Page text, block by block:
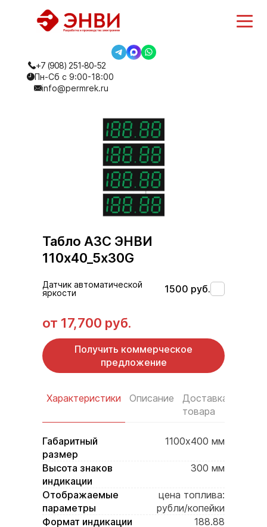
+7 (908) 251-80-52
Пн-Сб с 9:00-18:00
info@permrek.ru
Характеристики Описание
Доставка
товара
Габаритный
размер
1100х400 мм
Высота знаков
индикации
300 мм
Отображаемые
параметры
цена топлива:
рубли/копейки
Формат индикации
188.88
Табло АЗС ЭНВИ
110х40_5х30G
от 17,700 руб.
Получить коммерческое
предложение
Датчик автоматической
яркости
1500 руб.